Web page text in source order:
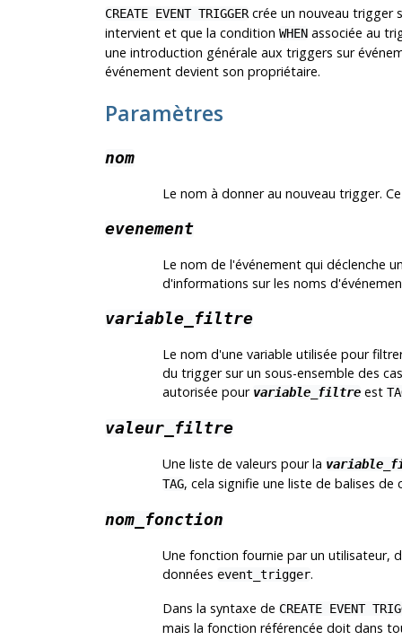
CREATE EVENT TRIGGERcrée un nouveau trigger
intervient et que la condition WHENassociée au
une introduction générale aux triggers sur
événement devient son propriétaire.
Paramètres
nom
Le nom à donner au nouveau trigger.
evenement
Le nom de l'événement qui déclenche
d'informations sur les noms
variable_filtre
Le nom d'une variable utilisée pour
du trigger sur un sous-ensemble des
autorisée pour variable_filtreest
valeur_filtre
Une liste de valeurs pour la
TAG, cela signifie une liste de balises
nom_fonction
Une fonction fournie par un utilisateur,
données event_trigger.
Dans la syntaxe de CREATE EVENT
mais la fonction référencée doit dans